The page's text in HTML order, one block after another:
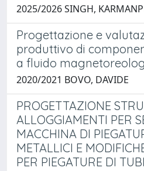
2025/2026 SINGH,
Progettazione e
produttivo di
a fluido
2020/2021 BOVO, DAVIDE
PROGETTAZIONE
ALLOGGIAMENTI PER
MACCHINA DI
METALLICI E
PER PIEGATURE DI